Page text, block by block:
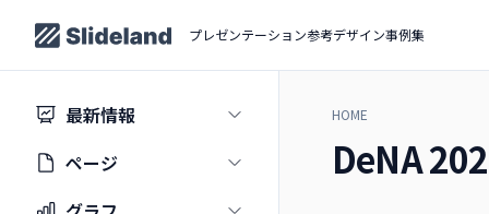
プレゼンテーション参考デザイン事例集
最新情報
ページ
HOME
DeNA